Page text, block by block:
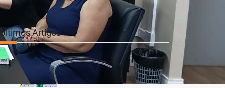
Últimos Artigos
O Inter não está jogando
nem perto do que sabe,
pode e deveria estar